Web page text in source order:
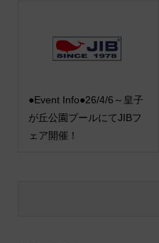
●Event Info●26/4/6～皇子
が丘公園プールにてJIBフ
ェア開催！